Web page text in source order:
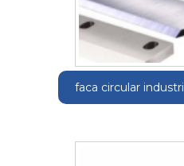
faca circular